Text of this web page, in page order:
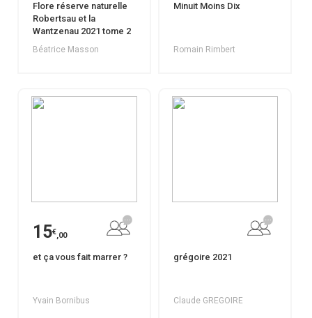
Flore réserve naturelle
Robertsau et la
Wantzenau 2021 tome 2
Béatrice Masson
Minuit Moins Dix
Romain Rimbert
15€,00
et ça vous fait marrer ?
Yvain Bornibus
grégoire 2021
Claude GREGOIRE